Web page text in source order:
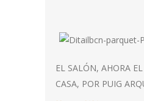
EL SALÓN, AHORA
CASA, POR PUIG